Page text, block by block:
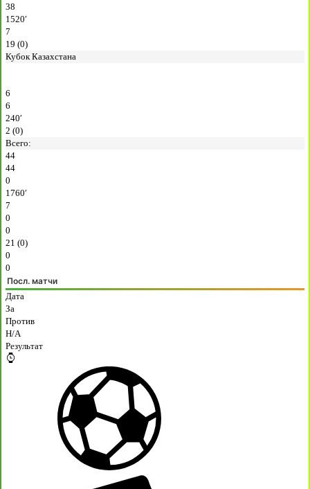
38
1520′
7
19 (0)
Кубок Казахстана
6
6
240′
2 (0)
Всего:
44
44
0
1760′
7
0
0
21 (0)
0
0
Посл. матчи
Дата
За
Против
H/A
Результат